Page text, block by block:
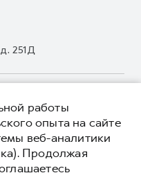
251Д
работы
опыта на сайте
веб-аналитики
Продолжая